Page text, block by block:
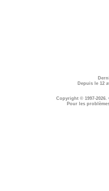
Depuis le 12
Copyright © 1997-2026.
Pour les